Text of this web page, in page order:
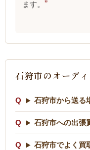
ます。
石狩市のオーデ
石狩市から送る
石狩市への出張
石狩市でよく買